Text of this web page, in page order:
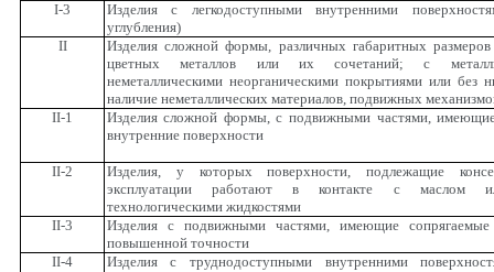
I-3
Изделия с легкодоступными внутренними
углубления)
II
Изделия сложной формы, различных габаритных
цветных металлов или их сочетаний; с
неметаллическими неорганическими покрытиями или без
наличие неметаллических материалов, подвижных
II-1
Изделия сложной формы, с подвижными частями,
внутренние поверхности
II-2
Изделия, у которых поверхности, подлежащие
эксплуатации работают в контакте с маслом
технологическими жидкостями
II-3
Изделия с подвижными частями, имеющие сопрягаемые
повышенной точности
II-4
Изделия с труднодоступными внутренними